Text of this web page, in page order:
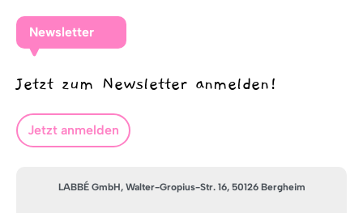
Newsletter
Jetzt zum Newsletter anmelden!
Jetzt anmelden
LABBÉ GmbH, Walter-Gropius-Str. 16, 50126 Bergheim